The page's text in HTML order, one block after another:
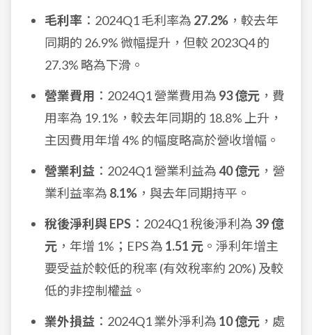
毛利率 ：2024Q1 毛利率為 27.2% ，較去年
同期的 26.9% 微幅提升，但較 2023Q4 的
27.3% 略為下滑。
營業費用 ：2024Q1 營業費用為 93 億元 ，費
用率為 19.1%，較去年同期的 18.8% 上升，
主因費用年增 4% 的幅度略高於營收增幅。
營業利益 ：2024Q1 營業利益為40 億元 ，營
業利益率為 8.1% ，與去年同期持平。
稅後淨利與 EPS ：2024Q1 稅後淨利為 39 億
元 ，年增 1%；EPS 為 1.51 元 。淨利年增主
要受益於較低的稅率 (有效稅率約 20%) 及較
低的非控制權益。
業外損益 ：2024Q1 業外淨利為 10 億元 ，處